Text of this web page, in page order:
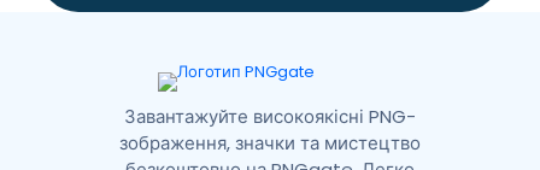
Завантажуйте високоякісні PNG-
зображення, значки та мистецтво